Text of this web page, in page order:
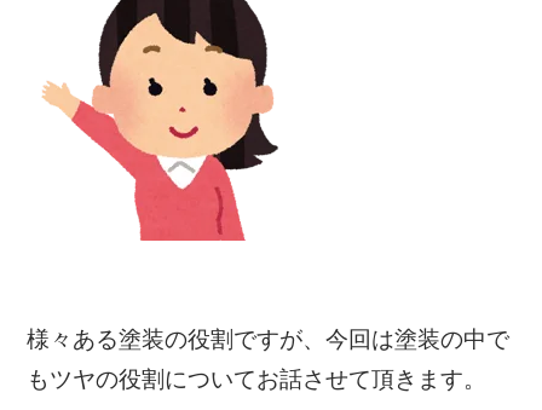
様々ある塗装の役割ですが、今回は塗装の中で
もツヤの役割についてお話させて頂きます。